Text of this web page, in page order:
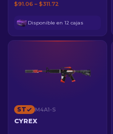
$91.06 – $311.72
Disponible en 12 cajas
ST M4A1-S
CYREX